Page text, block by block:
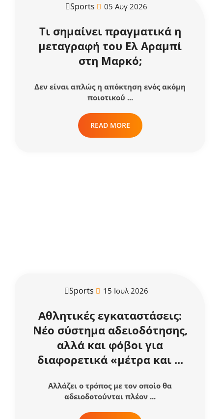
Sports 05 Αυγ 2026
Τι σημαίνει πραγματικά η
μεταγραφή του Ελ Αραμπί
στη Μαρκό;
Δεν είναι απλώς η απόκτηση ενός ακόμη
ποιοτικού ...
READ MORE
Sports 15 Ιουλ 2026
Αθλητικές εγκαταστάσεις:
Νέο σύστημα αδειοδότησης,
αλλά και φόβοι για
διαφορετικά «μέτρα και ...
Αλλάζει ο τρόπος με τον οποίο θα
αδειοδοτούνται πλέον ...